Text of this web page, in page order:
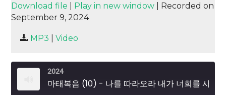
SUBSCRIBE SHARE
SHARE
LINK
EMBED
Download file Play in new window
Recorded on
September 9, 2024
MP3 Video
2024